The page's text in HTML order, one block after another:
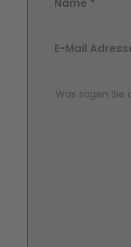
Name *
E-Mail
Comment